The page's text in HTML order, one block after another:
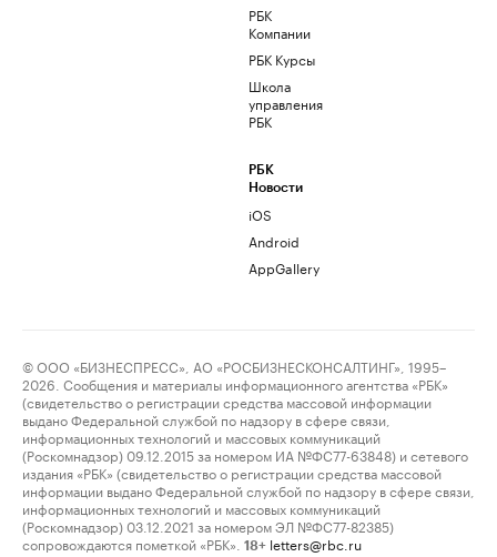
РБК
Компании
РБК Курсы
Школа
управления
РБК
РБК
Новости
iOS
Android
AppGallery
© ООО «БИЗНЕСПРЕСС», АО «РОСБИЗНЕСКОНСАЛТИНГ», 1995–
2026. Сообщения и материалы информационного агентства «РБК»
(свидетельство о регистрации средства массовой информации
выдано Федеральной службой по надзору в сфере связи,
информационных технологий и массовых коммуникаций
(Роскомнадзор) 09.12.2015 за номером ИА №ФС77-63848) и сетевого
издания «РБК» (свидетельство о регистрации средства массовой
информации выдано Федеральной службой по надзору в сфере связи,
информационных технологий и массовых коммуникаций
(Роскомнадзор) 03.12.2021 за номером ЭЛ №ФС77-82385)
сопровождаются пометкой «РБК».
18+ letters@rbc.ru